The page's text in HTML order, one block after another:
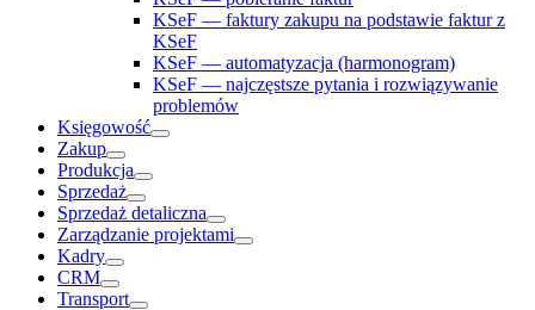
KSeF — faktury zakupu na podstawie faktur z
KSeF
KSeF — automatyzacja (harmonogram)
KSeF — najczęstsze pytania i rozwiązywanie
problemów
Księgowość
Zakup
Produkcja
Sprzedaż
Sprzedaż detaliczna
Zarządzanie projektami
Kadry
CRM
Transport